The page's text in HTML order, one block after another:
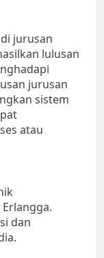
jurusan
lulusan
jurusan
sistem
atau
dan